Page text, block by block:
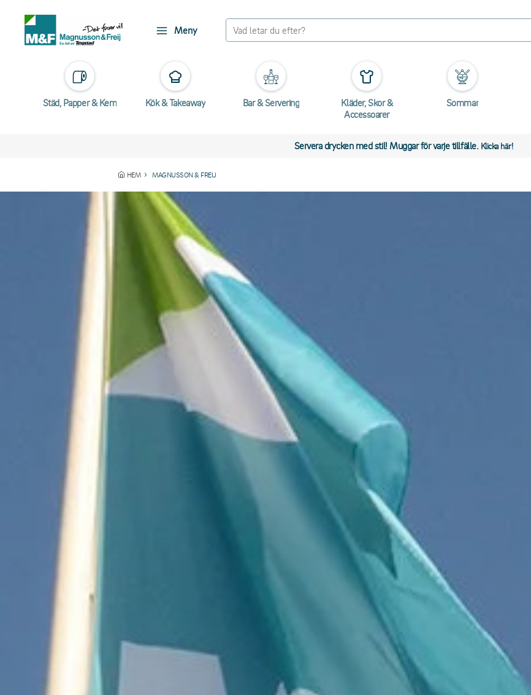
Meny
Städ, Papper & Kem Kök & Takeaway Bar & Servering
Kläder, Skor &
Accessoarer
Sommar
Servera drycken med stil! Muggar för varje tillfälle. Klicka här!
HEM MAGNUSSON & FREIJ